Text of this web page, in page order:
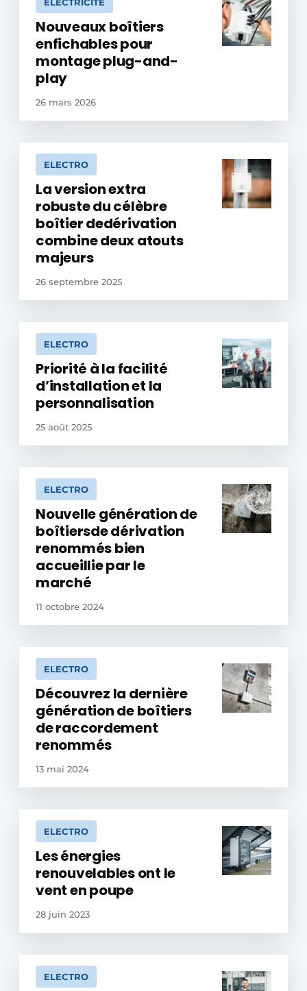
Nouveaux boîtiers
enfichables pour
montage plug-and-
play
26 mars 2026
ELECTRO
La version extra
robuste du célèbre
boîtier dedérivation
combine deux atouts
majeurs
26 septembre 2025
ELECTRO
Priorité à la facilité
d’installation et la
personnalisation
25 août 2025
ELECTRO
Nouvelle génération de
boîtiersde dérivation
renommés bien
accueillie par le
marché
11 octobre 2024
ELECTRO
Découvrez la dernière
génération de boîtiers
de raccordement
renommés
13 mai 2024
ELECTRO
Les énergies
renouvelables ont le
vent en poupe
28 juin 2023
ELECTRO